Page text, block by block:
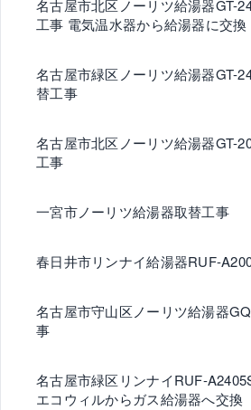
名古屋市北区ノーリツ給湯器GT-
工事 電気温水器から給湯器に交換
名古屋市緑区ノーリツ給湯器GT-
替工事
名古屋市北区ノーリツ給湯器GT-
工事
一宮市ノーリツ給湯器取替工事
春日井市リンナイ給湯器RUF-
名古屋市守山区ノーリツ給湯器
事
名古屋市緑区リンナイRUF-
エコウィルからガス給湯器へ交換